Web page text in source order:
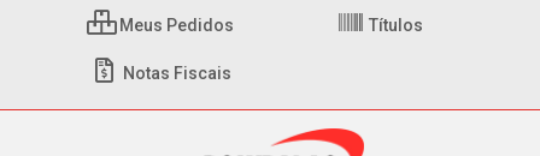
Meus Pedidos Títulos
Notas Fiscais